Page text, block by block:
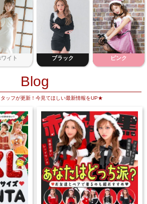
ワイト ブラック ピンク
Blog
ッフが更新！今見てほしい最新情報をUP★